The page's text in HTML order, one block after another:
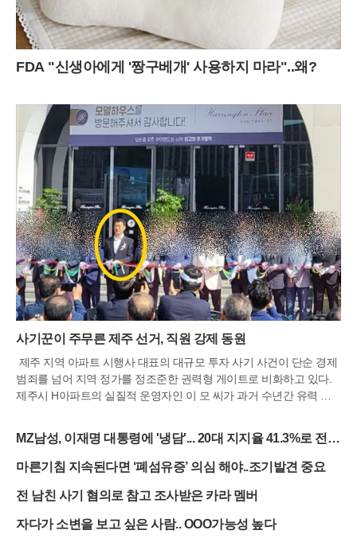
FDA "신생아에게 '짱구베개' 사용하지 마라"..왜?
사기꾼이 주무른 제주 선거, 직원 강제 동원
제주 지역 아파트 시행사 대표의 대규모 투자 사기 사건이 단순 경제
범죄를 넘어 지역 정가를 정조준한 권력형 게이트로 비화하고 있다.
제주시 H아파트의 실질적 운영자인 이 모 씨가 과거 수년간 유력 정
유의 연고주의인 '궨당 문화'가 권력 유착의 통로로 악용되었다는 비
판 속에 도민 사회에 큰 충격을 주고 있다.수사 당국과 피해자 대책위
후보들을 위해 조직적인 지원 활동을 펼친 것으로 드러났다. 이 씨는
으로 수백 장의 입당원서를 확보해 문대림 의원과 오영훈 전 지사 측
MZ남성, 이재명 대통령에 '냉담'... 20대 지지율 41.3%로 전
마른기침 지속된다면 ‘폐섬유증’ 의심 해야..조기발견 중요
전 남친 사기 혐의로 참고 조사받은 카라 멤버
자다가 소변을 보고 싶은 사람.. OOO가능성 높다